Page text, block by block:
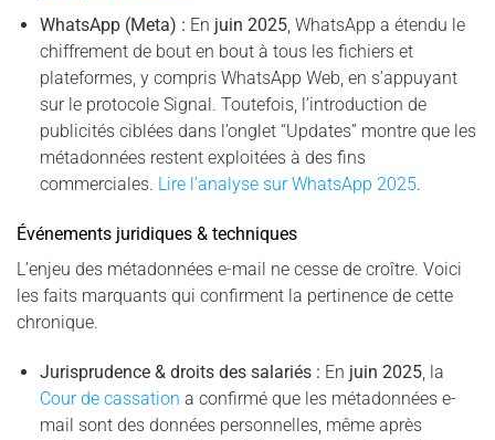
WhatsApp (Meta) : En juin 2025, WhatsApp a étendu le
chiffrement de bout en bout à tous les fichiers et
plateformes, y compris WhatsApp Web, en s’appuyant
sur le protocole Signal. Toutefois, l’introduction de
publicités ciblées dans l’onglet “Updates” montre que les
métadonnées restent exploitées à des fins
commerciales. Lire l’analyse sur WhatsApp 2025.
Événements juridiques & techniques
L’enjeu des métadonnées e-mail ne cesse de croître. Voici
les faits marquants qui confirment la pertinence de cette
chronique.
Jurisprudence & droits des salariés : En juin 2025, la
Cour de cassation a confirmé que les métadonnées e-
mail sont des données personnelles, même après